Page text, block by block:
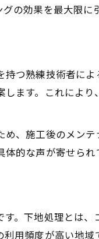
で選ぶカーコーティ
による施工で実現す
術者が実践するカー
ーティングの下地処
のこだわりが光るカ
欠かせない最新カー
ーコーティング技術
の効果を最大限に
つ熟練技術者に
ます。これによ
、施工後のメン
的な声が寄せられ
。下地処理とは
用頻度が高い地